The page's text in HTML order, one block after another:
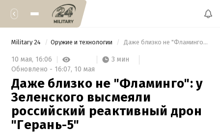
Military 24 Оружие и технологии Даже близко не "Фламинго": у Зеленского высмеяли российский реактивный дрон "Герань-5"
10 мая, 16:06
3 мин
Обновлено - 16:07, 10 мая
Даже близко не "Фламинго": у
Зеленского высмеяли
российский реактивный дрон
"Герань-5"